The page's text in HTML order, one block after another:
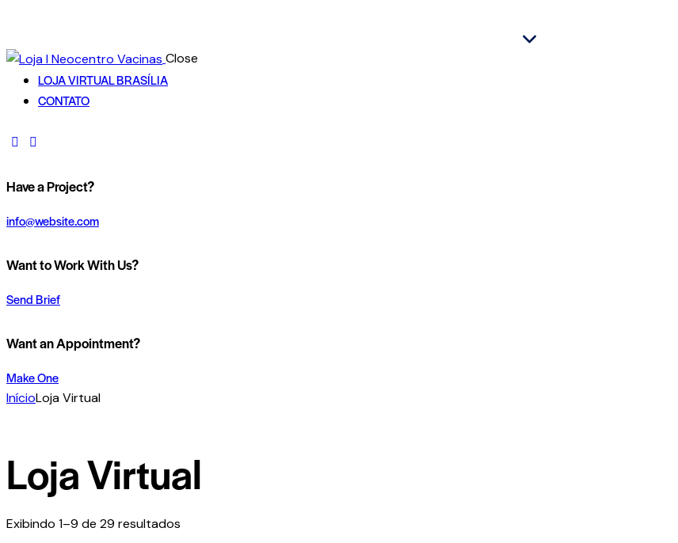
Close
LOJA VIRTUAL BRASÍLIA
CONTATO
Have a Project?
info@website.com
Want to Work With Us?
Send Brief
Want an Appointment?
Make One
InícioLoja Virtual
Loja Virtual
Exibindo 1–9 de 29 resultados